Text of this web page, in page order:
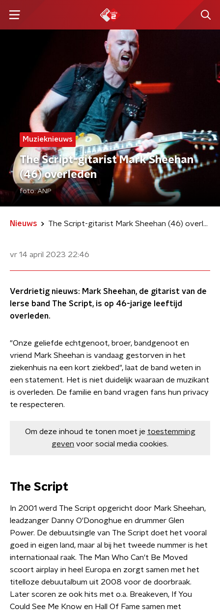
Muzieknieuws
The Script-gitarist Mark Sheehan
(46) overleden
foto:ANP
Nieuws The Script-gitarist Mark Sheehan (46) overleden
vr 14 april 2023 22:46
Verdrietig nieuws: Mark Sheehan, de gitarist van de
Ierse band The Script, is op 46-jarige leeftijd
overleden.
"Onze geliefde echtgenoot, broer, bandgenoot en
vriend Mark Sheehan is vandaag gestorven in het
ziekenhuis na een kort ziekbed", laat de band weten in
een statement. Het is niet duidelijk waaraan de muzikant
is overleden. De familie en band vragen fans hun privacy
te respecteren.
Om deze inhoud te tonen moet je toestemming
geven voor social media cookies.
The Script
In 2001 werd The Script opgericht door Mark Sheehan,
leadzanger Danny O'Donoghue en drummer Glen
Power. De debuutsingle van The Script doet het vooral
goed in eigen land, maar al bij het tweede nummer is het
internationaal raak. The Man Who Can't Be Moved
scoort airplay in heel Europa en zorgt samen met het
titelloze debuutalbum uit 2008 voor de doorbraak.
Later scoren ze ook hits met o.a. Breakeven, If You
Could See Me Know en Hall Of Fame samen met